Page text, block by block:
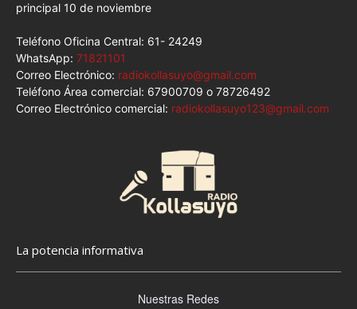
principal 10 de noviembre
Teléfono Oficina Central: 61- 24249
WhatsApp: 71821101
Correo Electrónico: radiokollasuyo@gmail.com
Teléfono Área comercial: 67900709 o 78726492
Correo Electrónico comercial: radiokollasuyo123@gmail.com
La potencia informativa
Nuestras Redes